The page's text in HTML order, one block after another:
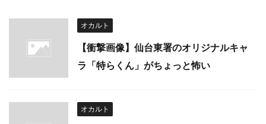
オカルト
【衝撃画像】仙台東署のオリジナルキャ
ラ「特らくん」がちょっと怖い
オカルト